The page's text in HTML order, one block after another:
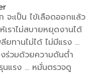
ะเป็น ไข้เลือดออกแล้ว
เราไม่สบายหยุดงานได้
ยทานไม่ได้ ไม่มีแรง …
ร่วมด้วยความดันต่ำ
แรง … หมั่นตรวจดู